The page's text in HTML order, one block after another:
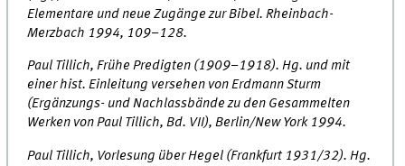
Elementare und neue Zugänge zur Bibel. Rheinbach-
Merzbach 1994, 109–128.
Paul Tillich, Frühe Predigten (1909–1918). Hg. und mit
einer hist. Einleitung versehen von Erdmann Sturm
(Ergänzungs- und Nachlassbände zu den Gesammelten
Werken von Paul Tillich, Bd. VII), Berlin/New York 1994.
Paul Tillich, Vorlesung über Hegel (Frankfurt 1931/32). Hg.